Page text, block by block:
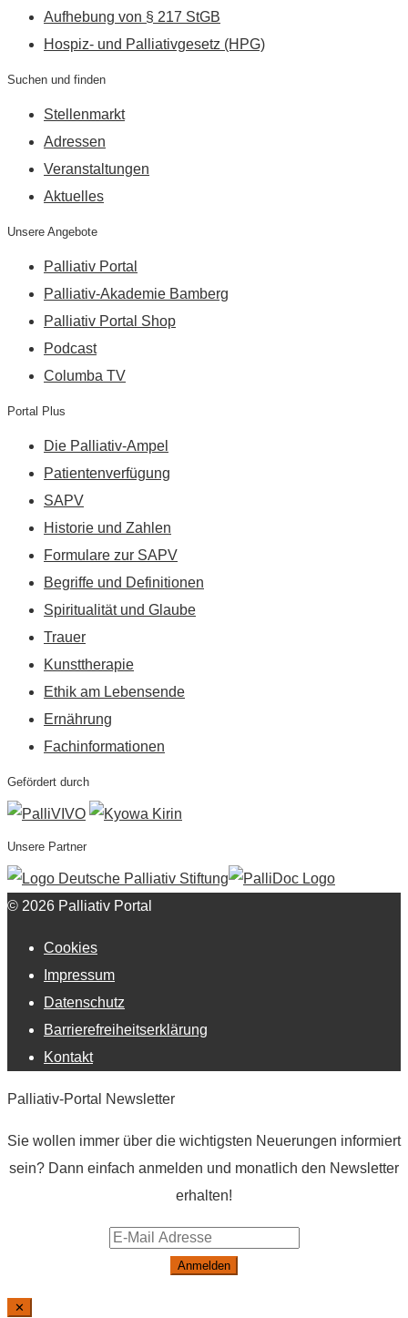
Aufhebung von § 217 StGB
Hospiz- und Palliativgesetz (HPG)
Suchen und finden
Stellenmarkt
Adressen
Veranstaltungen
Aktuelles
Unsere Angebote
Palliativ Portal
Palliativ-Akademie Bamberg
Palliativ Portal Shop
Podcast
Columba TV
Portal Plus
Die Palliativ-Ampel
Patientenverfügung
SAPV
Historie und Zahlen
Formulare zur SAPV
Begriffe und Definitionen
Spiritualität und Glaube
Trauer
Kunsttherapie
Ethik am Lebensende
Ernährung
Fachinformationen
Gefördert durch
Unsere Partner
© 2026 Palliativ Portal
Cookies
Impressum
Datenschutz
Barrierefreiheitserklärung
Kontakt
Palliativ-Portal Newsletter
Sie wollen immer über die wichtigsten Neuerungen informiert
sein? Dann einfach anmelden und monatlich den Newsletter
erhalten!
Anmelden
✕